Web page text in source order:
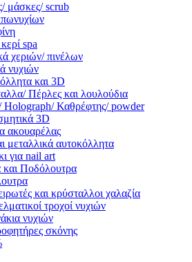
μάσκες/ scrub
spa
χεριών/ πινέλων
νυχιών
και 3D
Πέρλες και λουλούδια
Holograph/ Καθρέφτης/ powder
3D
ακουαρέλας
μεταλλικά αυτοκόλλητα
για nail art
Ποδόλουτρα
και κρύσταλλοι χαλαζία
τροχοί νυχιών
νυχιών
σκόνης